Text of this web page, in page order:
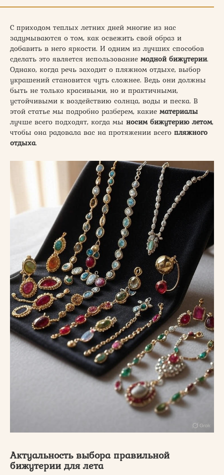
С приходом теплых летних дней многие из нас
задумываются о том, как освежить свой образ и
добавить в него яркости. И одним из лучших способов
сделать это является использование модной бижутерии.
Однако, когда речь заходит о пляжном отдыхе, выбор
украшений становится чуть сложнее. Ведь они должны
быть не только красивыми, но и практичными,
устойчивыми к воздействию солнца, воды и песка. В
этой статье мы подробно разберем, какие материалы
лучше всего подходят, когда мы носим бижутерию летом,
чтобы она радовала вас на протяжении всего пляжного
отдыха.
Актуальность выбора правильной
бижутерии для лета